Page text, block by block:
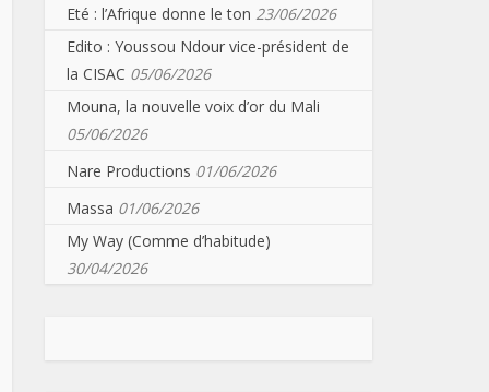
Eté : l’Afrique donne le ton 23/06/2026
Edito : Youssou Ndour vice-président de
la CISAC 05/06/2026
Mouna, la nouvelle voix d’or du Mali
05/06/2026
Nare Productions 01/06/2026
Massa 01/06/2026
My Way (Comme d’habitude)
30/04/2026